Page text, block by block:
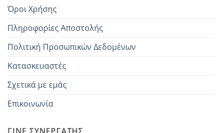
Όροι Χρήσης
Πληροφορίες Αποστολής
Πολιτική Προσωπικών Δεδομένων
Κατασκευαστές
Σχετικά με εμάς
Επικοινωνία